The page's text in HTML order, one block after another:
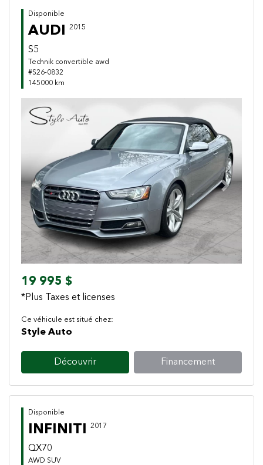
Disponible
AUDI 2015
S5
Technik convertible awd
#S26-0832
145000 km
Previous Next
19 995 $
*Plus Taxes et licenses
Ce véhicule est situé chez:
Style Auto
Découvrir Financement
Disponible
INFINITI 2017
QX70
AWD SUV